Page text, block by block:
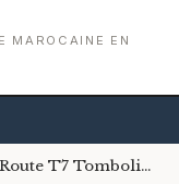
MAROCAINE EN
Travaux Accélérés sur la Route T7 Tombolia à Conakry : Un Soulagement Après des Années de Galère